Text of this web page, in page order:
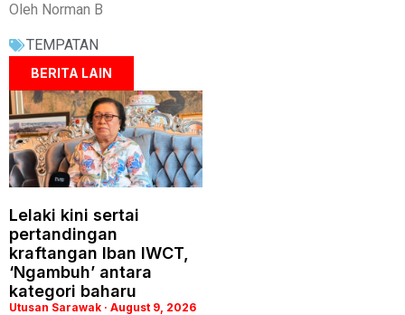
Oleh Norman B
TEMPATAN
BERITA LAIN
Lelaki kini sertai
pertandingan
kraftangan Iban IWCT,
‘Ngambuh’ antara
kategori baharu
Utusan Sarawak August 9, 2026